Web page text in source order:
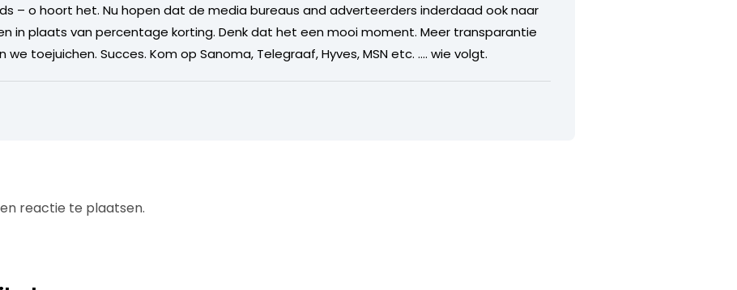
– o hoort het. Nu hopen dat de media bureaus and adverteerders inderdaad ook naar
in plaats van percentage korting. Denk dat het een mooi moment. Meer transparantie
toejuichen. Succes. Kom op Sanoma, Telegraaf, Hyves, MSN etc. …. wie volgt.
reactie te plaatsen.